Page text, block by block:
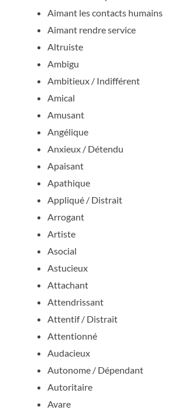
Aimant les contacts humains
Aimant rendre service
Altruiste
Ambigu
Ambitieux / Indifférent
Amical
Amusant
Angélique
Anxieux / Détendu
Apaisant
Apathique
Appliqué / Distrait
Arrogant
Artiste
Asocial
Astucieux
Attachant
Attendrissant
Attentif / Distrait
Attentionné
Audacieux
Autonome / Dépendant
Autoritaire
Avare